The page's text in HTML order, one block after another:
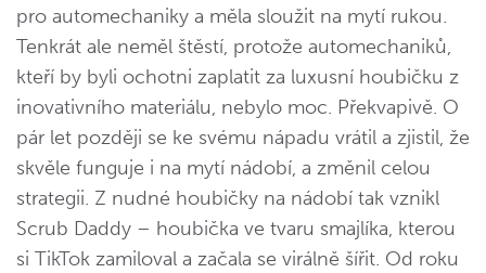
pro automechaniky a měla sloužit na mytí rukou.
Tenkrát ale neměl štěstí, protože automechaniků,
kteří by byli ochotni zaplatit za luxusní houbičku z
inovativního materiálu, nebylo moc. Překvapivě. O
pár let později se ke svému nápadu vrátil a zjistil, že
skvěle funguje i na mytí nádobí, a změnil celou
strategii. Z nudné houbičky na nádobí tak vznikl
Scrub Daddy – houbička ve tvaru smajlíka, kterou
si TikTok zamiloval a začala se virálně šířit. Od roku